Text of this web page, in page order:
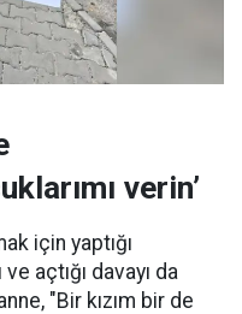
verin’
için yaptığı
açtığı davayı da
"Bir kızım bir de